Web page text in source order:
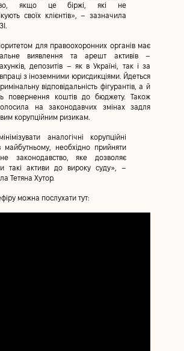
якщо це біржі, які не
своїх клієнтів», – зазначила
для правоохоронних органів має
виявлення та арешт активів –
депозитів – як в Україні, так і за
з іноземними юрисдикціями. Йдеться
відповідальність фігурантів, а й
повернення коштів до бюджету. Також
на законодавчих змінах задля
корупційним ризикам.
аналогічні корупційні
майбутньому, необхідно прийняти
законодавство, яке дозволяє
такі активи до вироку суду», –
Тетяна Хутор.
можна послухати тут: